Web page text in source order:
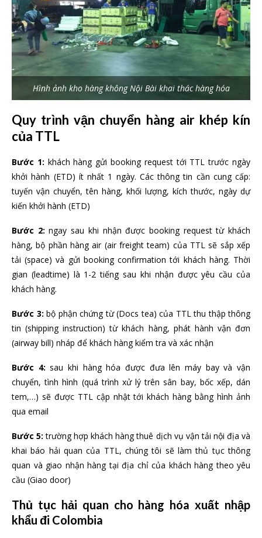
Hình ảnh kho hàng không Nội Bài khai thác hàng hóa
Quy trình vận chuyển hàng air khép kín
của TTL
Bước 1: khách hàng gửi booking request tới TTL trước ngày
khởi hành (ETD) ít nhất 1 ngày. Các thông tin cần cung cấp:
tuyến vận chuyển, tên hàng, khối lượng, kích thước, ngày dự
kiến khởi hành (ETD)
Bước 2: ngay sau khi nhận được booking request từ khách
hàng, bộ phần hàng air (air freight team) của TTL sẽ sắp xếp
tải (space) và gửi booking confirmation tới khách hàng. Thời
gian (leadtime) là 1-2 tiếng sau khi nhận được yêu cầu của
khách hàng.
Bước 3: bộ phận chứng từ (Docs tea) của TTL thu thập thông
tin (shipping instruction) từ khách hàng, phát hành vận đơn
(airway bill) nháp để khách hàng kiểm tra và xác nhận
Bước 4:sau khi hàng hóa được đưa lên máy bay và vận
chuyển, tình hình (quá trình xử lý trên sân bay, bốc xếp, dán
tem,…) sẽ được TTL cập nhật tới khách hàng bằng hình ảnh
qua email
Bước 5:trường hợp khách hàng thuê dịch vụ vận tải nội địa và
khai báo hải quan của TTL, chúng tôi sẽ làm thủ tục thông
quan và giao nhận hàng tại địa chỉ của khách hàng theo yêu
cầu (Giao door)
Thủ tục hải quan cho hàng hóa xuất nhập
khẩu đi Colombia